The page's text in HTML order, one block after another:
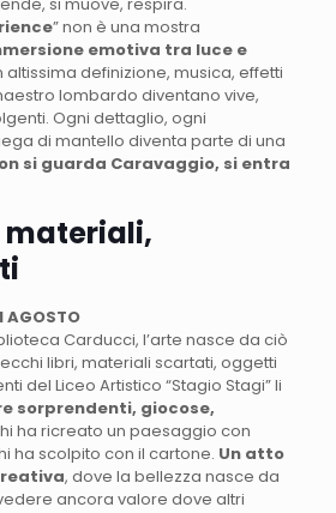
si muove, respira.
” non è una mostra
emotiva tra luce e
altissima definizione, musica, effetti
lombardo diventano vive,
Ogni dettaglio, ogni
di mantello diventa parte di una
si guarda Caravaggio, si entra
materiali,
AGOSTO
Carducci, l’arte nasce da ciò
libri, materiali scartati, oggetti
del Liceo Artistico “Stagio Stagi” li
sorprendenti, giocose,
ha ricreato un paesaggio con
ha scolpito con il cartone. Un atto
, dove la bellezza nasce da
ancora valore dove altri